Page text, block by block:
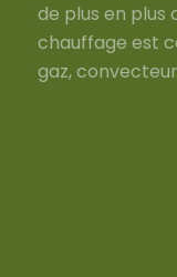
de plus en plus
chauffage est
gaz,